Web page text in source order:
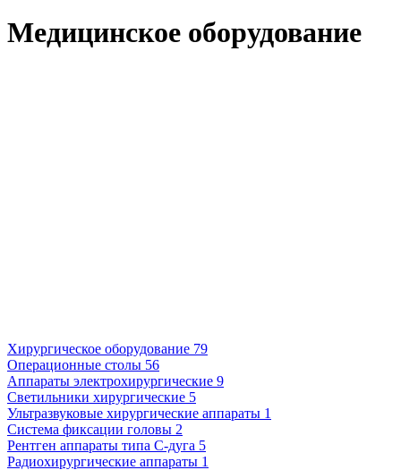
Медицинское оборудование
Хирургическое оборудование 79
Операционные столы 56
Аппараты электрохирургические 9
Светильники хирургические 5
Ультразвуковые хирургические аппараты 1
Система фиксации головы 2
Рентген аппараты типа С-дуга 5
Радиохирургические аппараты 1